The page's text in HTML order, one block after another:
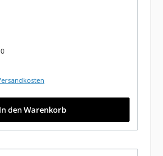
In den Warenkorb